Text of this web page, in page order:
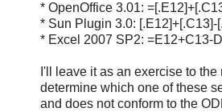
* OpenOffice 3.01:
* Sun Plugin 3.0: [.E12]+[.C13]-
* Excel 2007 SP2: =E12+C13-
I'll leave it as an exercise to the
determine which one of these
and does not conform to the